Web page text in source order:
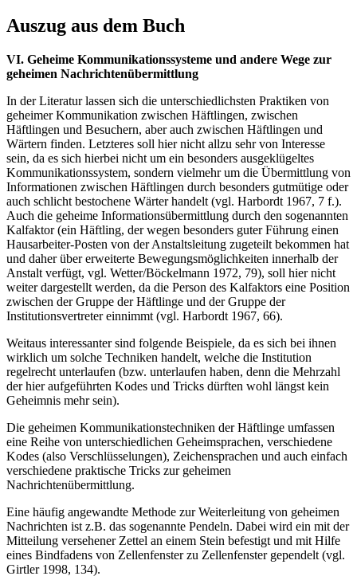
Auszug aus dem Buch
VI. Geheime Kommunikationssysteme und andere Wege zur
geheimen Nachrichtenübermittlung
In der Literatur lassen sich die unterschiedlichsten Praktiken von
geheimer Kommunikation zwischen Häftlingen, zwischen
Häftlingen und Besuchern, aber auch zwischen Häftlingen und
Wärtern finden. Letzteres soll hier nicht allzu sehr von Interesse
sein, da es sich hierbei nicht um ein besonders ausgeklügeltes
Kommunikationssystem, sondern vielmehr um die Übermittlung von
Informationen zwischen Häftlingen durch besonders gutmütige oder
auch schlicht bestochene Wärter handelt (vgl. Harbordt 1967, 7 f.).
Auch die geheime Informationsübermittlung durch den sogenannten
Kalfaktor (ein Häftling, der wegen besonders guter Führung einen
Hausarbeiter-Posten von der Anstaltsleitung zugeteilt bekommen hat
und daher über erweiterte Bewegungsmöglichkeiten innerhalb der
Anstalt verfügt, vgl. Wetter/Böckelmann 1972, 79), soll hier nicht
weiter dargestellt werden, da die Person des Kalfaktors eine Position
zwischen der Gruppe der Häftlinge und der Gruppe der
Institutionsvertreter einnimmt (vgl. Harbordt 1967, 66).
Weitaus interessanter sind folgende Beispiele, da es sich bei ihnen
wirklich um solche Techniken handelt, welche die Institution
regelrecht unterlaufen (bzw. unterlaufen haben, denn die Mehrzahl
der hier aufgeführten Kodes und Tricks dürften wohl längst kein
Geheimnis mehr sein).
Die geheimen Kommunikationstechniken der Häftlinge umfassen
eine Reihe von unterschiedlichen Geheimsprachen, verschiedene
Kodes (also Verschlüsselungen), Zeichensprachen und auch einfach
verschiedene praktische Tricks zur geheimen
Nachrichtenübermittlung.
Eine häufig angewandte Methode zur Weiterleitung von geheimen
Nachrichten ist z.B. das sogenannte Pendeln. Dabei wird ein mit der
Mitteilung versehener Zettel an einem Stein befestigt und mit Hilfe
eines Bindfadens von Zellenfenster zu Zellenfenster gependelt (vgl.
Girtler 1998, 134).